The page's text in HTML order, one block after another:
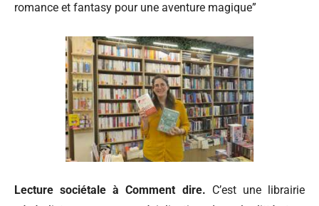
romance et fantasy pour une aventure magique”
Lecture sociétale à Comment dire. C’est une librairie